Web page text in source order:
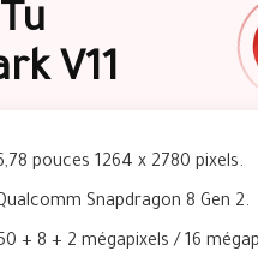
V11
pouces 1264 x 2780 pixels.
Snapdragon 8 Gen 2.
+ 8 + 2 mégapixels / 16